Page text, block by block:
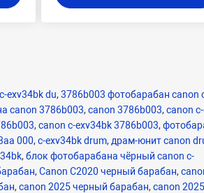
exv34bk du, 3786b003 фотобарабан canon
canon 3786b003, canon 3786b003, canon
, canon c-exv34bk 3786b003,
000, c-exv34bk drum, драм-юнит canon
, блок фотобарабана чёрный canon c-
, Canon C2020 черный барабан,
, canon 2025 черный барабан, canon 2025